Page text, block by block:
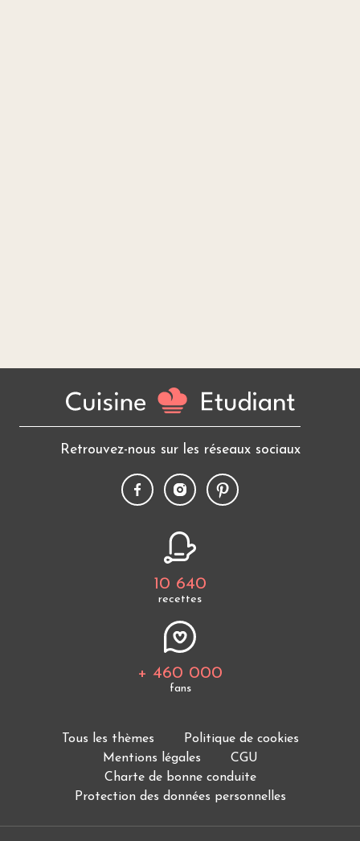
Retrouvez-nous sur les réseaux sociaux
10 640
recettes
+ 460 000
fans
Tous les thèmes
Politique de cookies
Mentions légales
CGU
Charte de bonne conduite
Protection des données personnelles